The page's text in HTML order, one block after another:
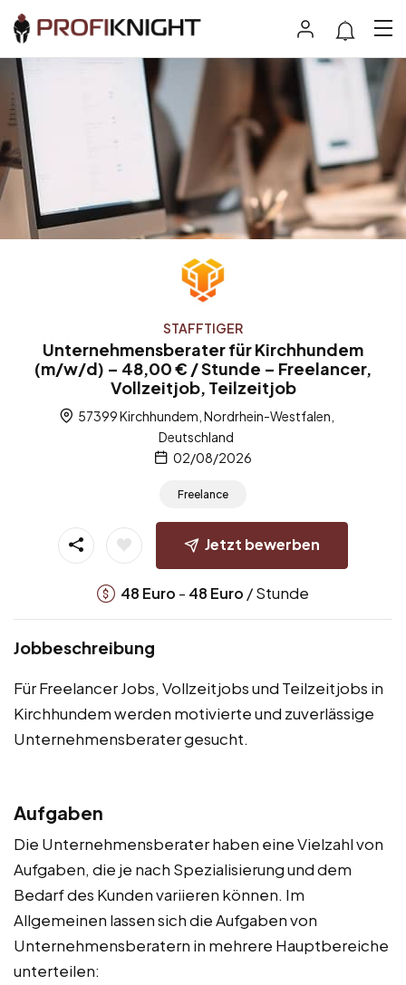
STAFFTIGER
Unternehmensberater für Kirchhundem
(m/w/d) – 48,00 € / Stunde – Freelancer,
Vollzeitjob, Teilzeitjob
57399 Kirchhundem, Nordrhein-Westfalen,
Deutschland
02/08/2026
Freelance
Jetzt bewerben
48 Euro - 48 Euro / Stunde
Jobbeschreibung
Für Freelancer Jobs, Vollzeitjobs und Teilzeitjobs in
Kirchhundem werden motivierte und zuverlässige
Unternehmensberater gesucht.
Aufgaben
Die Unternehmensberater haben eine Vielzahl von
Aufgaben, die je nach Spezialisierung und dem
Bedarf des Kunden variieren können. Im
Allgemeinen lassen sich die Aufgaben von
Unternehmensberatern in mehrere Hauptbereiche
unterteilen: